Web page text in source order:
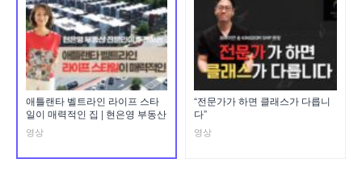
애틀랜타 벨트라인 라이프 스타
일이 매력적인 집 | 현은영 부동산
영상
“전문가가 하면 클래스가 다릅니
다”
영상